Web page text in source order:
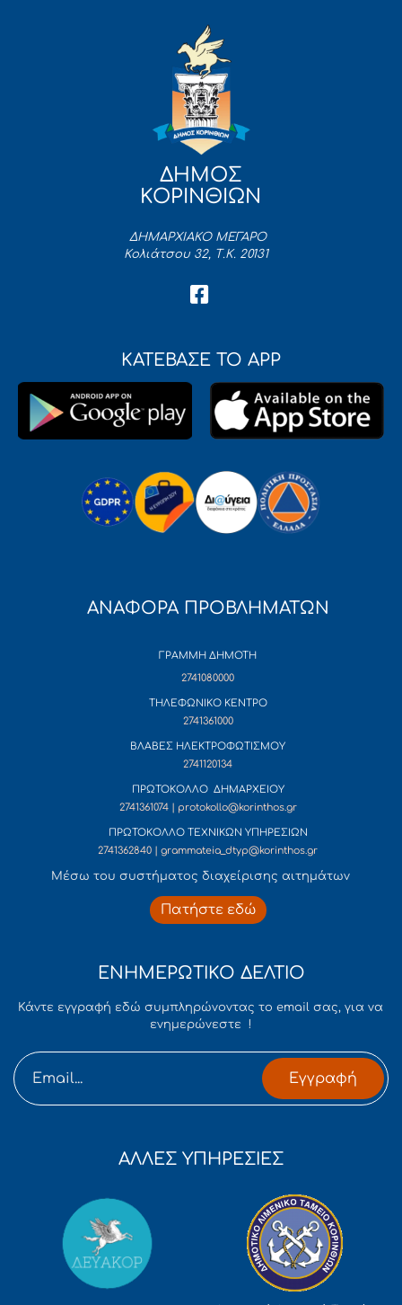
ΔΗΜΟΣ
ΚΟΡΙΝΘΙΩΝ
ΔΗΜΑΡΧΙΑΚΟ ΜΕΓΑΡΟ
Κολιάτσου 32, Τ.Κ. 20131
ΚΑΤΕΒΑΣΕ ΤΟ APP
ΑΝΑΦΟΡΑ ΠΡΟΒΛΗΜΑΤΩΝ
ΓΡΑΜΜΗ ΔΗΜΟΤΗ
2741080000
ΤΗΛΕΦΩΝΙΚΟ ΚΕΝΤΡΟ
2741361000
ΒΛΑΒΕΣ ΗΛΕΚΤΡΟΦΩΤΙΣΜΟΥ
2741120134
ΠΡΩΤΟΚΟΛΛΟ ΔΗΜΑΡΧΕΙΟΥ
2741361074 | protokollo@korinthos.gr
ΠΡΩΤΟΚΟΛΛΟ ΤΕΧΝΙΚΩΝ ΥΠΗΡΕΣΙΩΝ
2741362840 | grammateia_dtyp@korinthos.gr
Mέσω του συστήματος διαχείρισης αιτημάτων
Πατήστε εδώ
ΕΝΗΜΕΡΩΤΙΚΟ ΔΕΛΤΙΟ
Κάντε εγγραφή εδώ συμπληρώνοντας το email σας, για να
ενημερώνεστε !
Εγγραφή
ΑΛΛΕΣ ΥΠΗΡΕΣΙΕΣ